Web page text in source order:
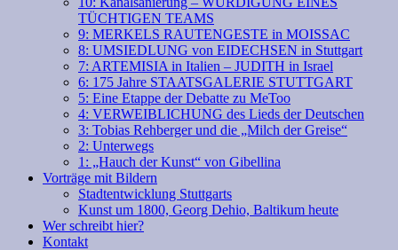
TÜCHTIGEN TEAMS
9: MERKELS RAUTENGESTE in MOISSAC
8: UMSIEDLUNG von EIDECHSEN in Stuttgart
7: ARTEMISIA in Italien – JUDITH in Israel
6: 175 Jahre STAATSGALERIE STUTTGART
5: Eine Etappe der Debatte zu MeToo
4: VERWEIBLICHUNG des Lieds der Deutschen
3: Tobias Rehberger und die „Milch der Greise“
2: Unterwegs
1: „Hauch der Kunst“ von Gibellina
Vorträge mit Bildern
Stadtentwicklung Stuttgarts
Kunst um 1800, Georg Dehio, Baltikum heute
Wer schreibt hier?
Kontakt